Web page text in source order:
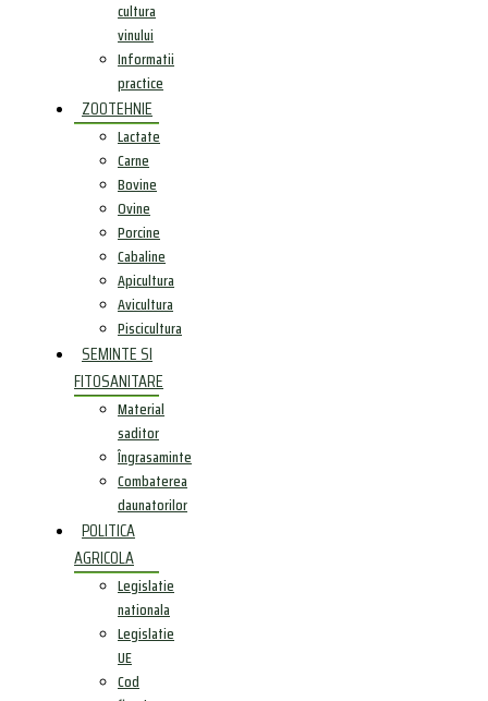
cultura
vinului
Informatii
practice
ZOOTEHNIE
Lactate
Carne
Bovine
Ovine
Porcine
Cabaline
Apicultura
Avicultura
Piscicultura
SEMINTE SI
FITOSANITARE
Material
saditor
Îngrasaminte
Combaterea
daunatorilor
POLITICA
AGRICOLA
Legislatie
nationala
Legislatie
UE
Cod